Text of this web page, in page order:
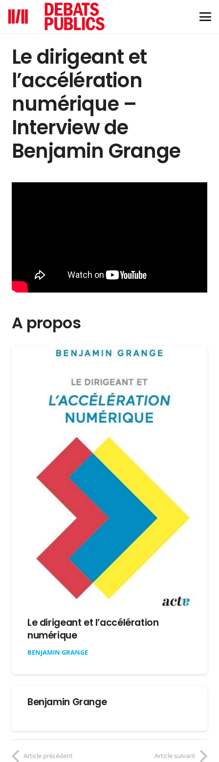
Le dirigeant et
l’accélération
numérique –
Interview de
Benjamin Grange
A propos
Le dirigeant et l’accélération
numérique
BENJAMIN GRANGE
Benjamin Grange
Article précédent Article suivant